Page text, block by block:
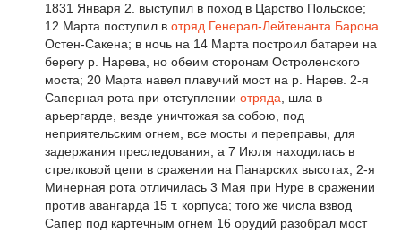
1831 Января 2. выступил в поход в Царство Польское;
12 Марта поступил в отряд Генерал-Лейтенанта Барона
Остен-Сакена; в ночь на 14 Марта построил батареи на
берегу р. Нарева, но обеим сторонам Остроленского
моста; 20 Марта навел плавучий мост на р. Нарев. 2-я
Саперная рота при отступлении отряда , шла в
арьергарде, везде уничтожая за собою, под
неприятельским огнем, все мосты и переправы, для
задержания преследования, а 7 Июля находилась в
стрелковой цепи в сражении на Панарских высотах, 2-я
Минерная рота отличилась 3 Мая при Нуре в сражении
против авангарда 15 т. корпуса; того же числа взвод
Сапер под картечным огнем 16 орудий разобрал мост